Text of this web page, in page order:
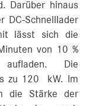
Darüber hinaus
DC-Schnelllader
lässt sich die
von 10 %
Die
zu 120 kW. Im
die Stärke der